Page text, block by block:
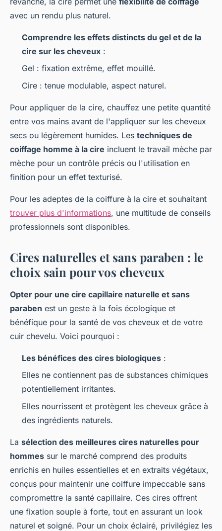
avec un rendu plus naturel.
Comprendre les effets distincts du gel et de la
cire sur les cheveux :
Gel : fixation extrême, effet mouillé.
Cire : tenue modulable, aspect naturel.
Pour appliquer de la cire, chauffez une petite quantité
entre vos mains avant de l'appliquer sur les cheveux
secs ou légèrement humides. Les techniques de
coiffage homme à la cire incluent le travail mèche par
mèche pour un contrôle précis ou l'utilisation en
finition pour un effet texturisé.
Pour les adeptes de la coiffure à la cire et souhaitant
trouver plus d'informations, une multitude de conseils
professionnels sont disponibles.
Cires naturelles et sans paraben : le
choix sain pour vos cheveux
Opter pour une cire capillaire naturelle et sans
paraben est un geste à la fois écologique et
bénéfique pour la santé de vos cheveux et de votre
cuir chevelu. Voici pourquoi :
Les bénéfices des cires biologiques :
Elles ne contiennent pas de substances chimiques
potentiellement irritantes.
Elles nourrissent et protègent les cheveux grâce à
des ingrédients naturels.
La sélection des meilleures cires naturelles pour
hommes sur le marché comprend des produits
enrichis en huiles essentielles et en extraits végétaux,
conçus pour maintenir une coiffure impeccable sans
compromettre la santé capillaire. Ces cires offrent
une fixation souple à forte, tout en assurant un look
naturel et soigné. Pour un choix éclairé, privilégiez les